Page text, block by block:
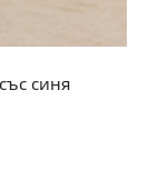
синя